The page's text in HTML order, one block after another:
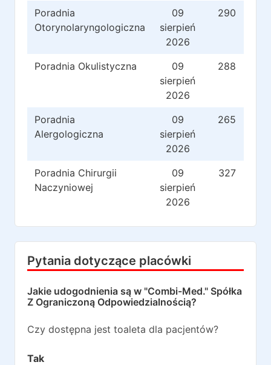
Poradnia
Otorynolaryngologiczna
09
sierpień
2026
290
Poradnia Okulistyczna
09
sierpień
2026
288
Poradnia
Alergologiczna
09
sierpień
2026
265
Poradnia Chirurgii
Naczyniowej
09
sierpień
2026
327
Pytania dotyczące placówki
Jakie udogodnienia są w "Combi-Med." Spółka
Z Ograniczoną Odpowiedzialnością?
Czy dostępna jest toaleta dla pacjentów?
Tak